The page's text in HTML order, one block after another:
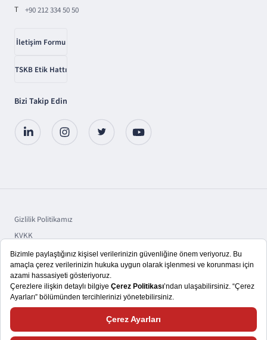
T
+90 212 334 50 50
İletişim Formu
TSKB Etik Hattı
Bizi Takip Edin
Gizlilik Politikamız
KVKK
Sorumluluk
Bilgi Toplumu Hizmetleri
Size daha iyi bir kullanıcı deneyimi yaşatmayı hedefliyoruz. Bu nedenle,